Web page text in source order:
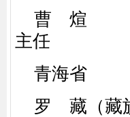
曹 煊 甘肃
主任
青海省
罗 藏（藏